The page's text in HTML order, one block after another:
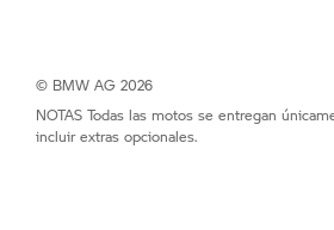
© BMW AG 2026
NOTAS Todas las motos se entregan
incluir extras opcionales.